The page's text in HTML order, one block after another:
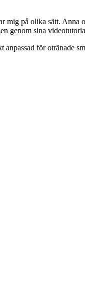
mig på olika sätt. Anna
genom sina
för otränade